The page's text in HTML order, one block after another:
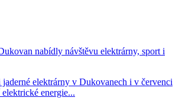
nabídly návštěvu elektrárny, sport i
jaderné elektrárny v Dukovanech i v červenci
energie...